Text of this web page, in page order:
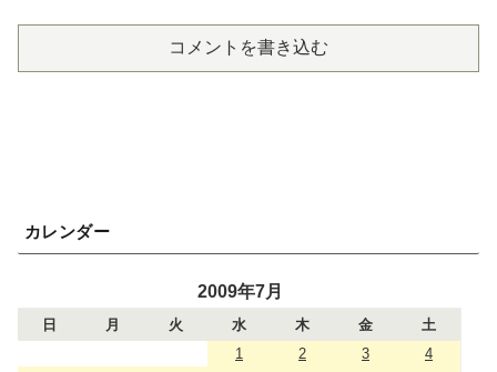
コメントを書き込む
カレンダー
2009年7月
日 月 火 水 木 金
土
1
2 3
4